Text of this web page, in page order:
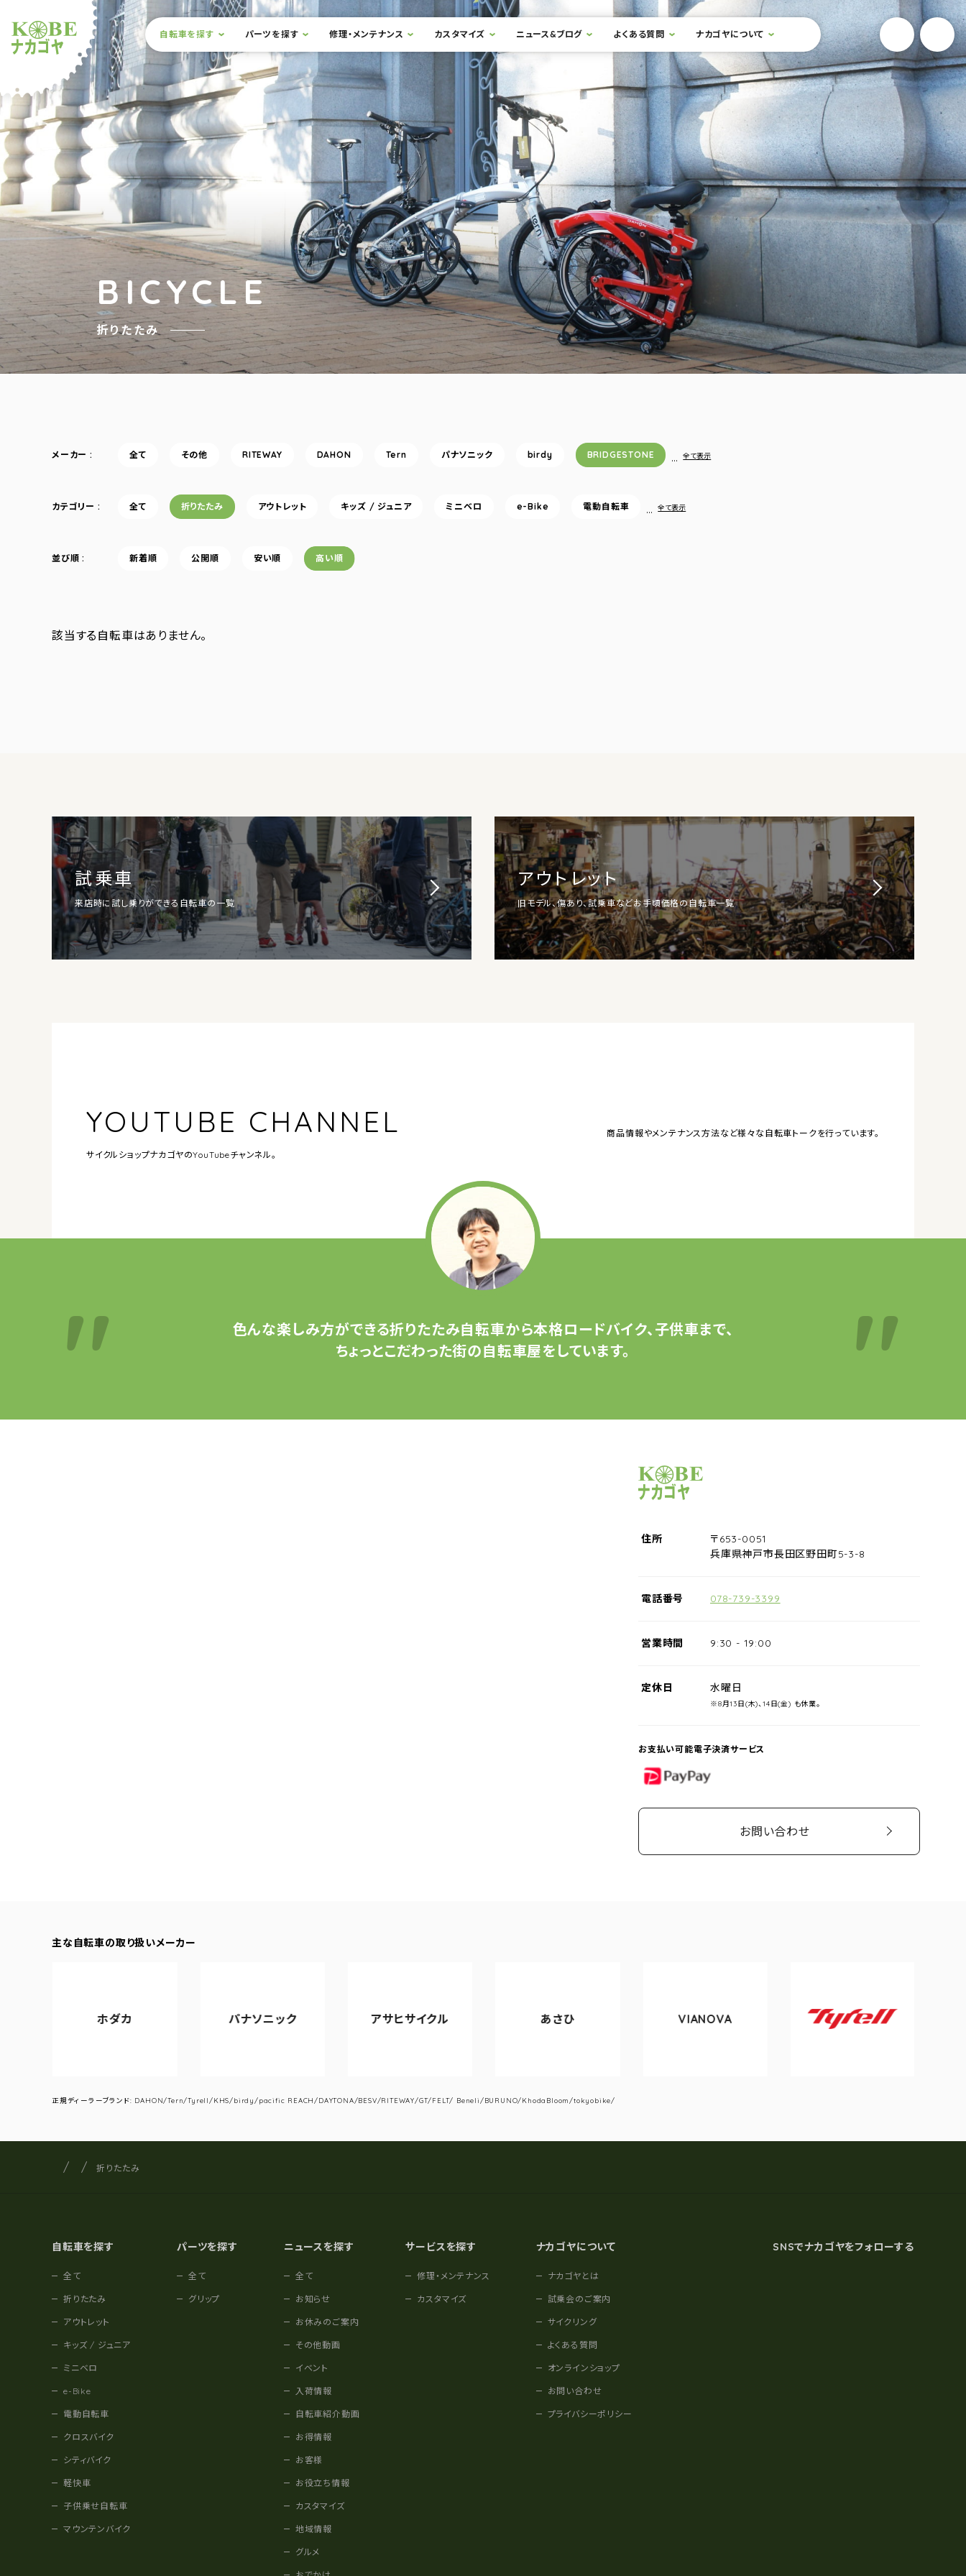
ショップナカゴヤ
サイト内メニュー
本文までスキップ
自転車を探す パーツを探す 修理・メンテナンス カスタマイズ ニュース&ブログ よくある質問 ナカゴヤについて 検索フォームを開閉する YouTube
BICYCLE
折りたたみ
メーカー 全て その他 RITEWAY DAHON Tern パナソニック birdy BRIDGESTONE … 全て表示
カテゴリー 全て 折りたたみ アウトレット キッズ / ジュニア ミニベロ e-Bike 電動自転車 … 全て表示
並び順 新着順 公開順 安い順 高い順
該当する自転車はありません。
試乗車
来店時に試し乗りができる自転車の一覧
アウトレット
旧モデル、傷あり、試乗車などお手頃価格の自転車一覧
YOUTUBE CHANNEL
サイクルショップナカゴヤのYouTubeチャンネル。
商品情報やメンテナンス方法など様々な自転車トークを行っています。
色んな楽しみ方ができる折りたたみ自転車から本格ロードバイク、子供車まで、
ちょっとこだわった街の自転車屋をしています。
サイクルショップナカゴヤ
住所
〒653-0051
兵庫県神戸市長田区野田町5-3-8
電話番号 078-739-3399
営業時間 9:30 - 19:00
定休日 水曜日
※8月13日(木)、14日(金) も休業。
お支払い可能電子決済サービス
PayPay
お問い合わせ
主な自転車の取り扱いメーカー
ホダカ パナソニック アサヒサイクル あさひ VIANOVA
Tyrell
正規ディーラーブランド: DAHON/Tern/Tyrell/KHS/birdy/pacific REACH/DAYTONA/BESV/RITEWAY/GT/FELT/ Beneli/BURUNO/KhodaBloom/tokyobike/
サイト内の現在地
サイクルショップナカゴヤ
折りたたみ
自転車を探す
全て
折りたたみ
アウトレット
キッズ / ジュニア
ミニベロ
e-Bike
電動自転車
クロスバイク
シティバイク
軽快車
子供乗せ自転車
マウンテンバイク
パーツを探す
全て
グリップ
ニュースを探す
全て
お知らせ
お休みのご案内
その他動画
イベント
入荷情報
自転車紹介動画
お得情報
お客様
お役立ち情報
カスタマイズ
地域情報
グルメ
サービスを探す
修理・メンテナンス
カスタマイズ
ナカゴヤについて
ナカゴヤとは
試乗会のご案内
サイクリング
よくある質問
オンラインショップ
お問い合わせ
プライバシーポリシー
SNSでナカゴヤをフォローする